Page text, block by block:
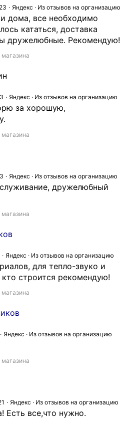
а
з
а
з
с
о
н
т
о
а
я
р
Яндекс · Из отзывов на организацию
дома, все необходимо
кататься, доставка
дружелюбные. Рекомендую!
Яндекс · Из отзывов на организацию
за хорошую,
Яндекс · Из отзывов на организацию
дружелюбный
Яндекс · Из отзывов на организацию
для тепло-звуко и
строится рекомендую!
Яндекс · Из отзывов на организацию
Яндекс · Из отзывов на организацию
Есть все,что нужно.